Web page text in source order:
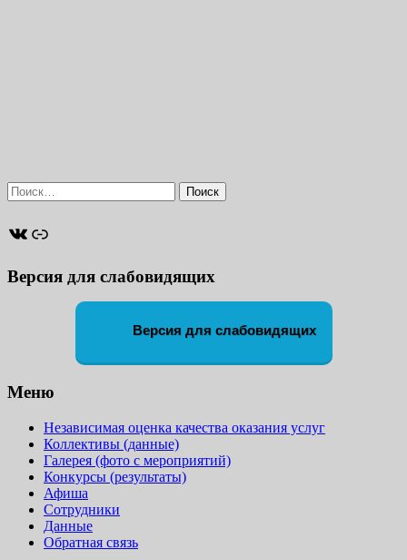
Найти:
ВКонтакте
Ссылка
Версия для слабовидящих
Версия для слабовидящих
Меню
Независимая оценка качества оказания услуг
Коллективы (данные)
Галерея (фото с мероприятий)
Конкурсы (результаты)
Афиша
Сотрудники
Данные
Обратная связь